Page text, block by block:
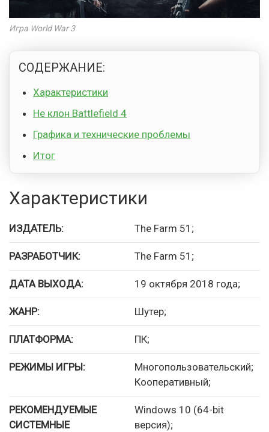
Игра World War 3
СОДЕРЖАНИЕ:
Характеристики
Не клон Battlefield 4
Графика и технические проблемы
Итог
Характеристики
ИЗДАТЕЛЬ: The Farm 51;
РАЗРАБОТЧИК: The Farm 51;
ДАТА ВЫХОДА: 19 октября 2018 года;
ЖАНР: Шутер;
ПЛАТФОРМА: ПК;
РЕЖИМЫ ИГРЫ:
Многопользовательский;
Кооперативный;
РЕКОМЕНДУЕМЫЕ
СИСТЕМНЫЕ
Windows 10 (64-bit
версия);